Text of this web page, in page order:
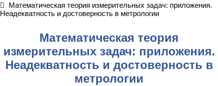
Математическая теория измерительных задач: приложения.
Неадекватность и достоверность в метрологии
Математическая теория
измерительных задач: приложения.
Неадекватность и достоверность в
метрологии